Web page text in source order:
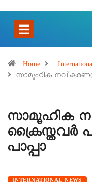
Home
സാമൂഹിക
സാമൂഹിക
ക്രൈസ്തവർ
പാപ്പാ